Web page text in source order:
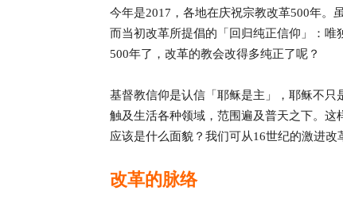
今年是2017，各地在庆祝宗教改革500年。
而当初改革所提倡的「回归纯正信仰」：唯
500年了，改革的教会改得多纯正了呢？
基督教信仰是认信「耶稣是主」，耶稣不
触及生活各种领域，范围遍及普天之下。
应该是什么面貌？我们可从16世纪的激进改
改革的脉络